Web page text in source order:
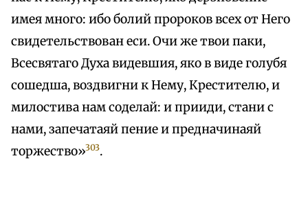
имея много: ибо болий пророков всех от Него
свидетельствован еси. Очи же твои паки,
Всесвятаго Духа видевшия, яко в виде голубя
сошедша, воздвигни к Нему, Крестителю, и
милостива нам соделай: и прииди, стани с
нами, запечатаяй пение и предначинаяй
торжество»303.